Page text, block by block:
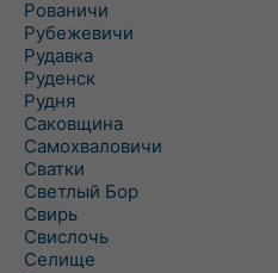
Рованичи
Рубежевичи
Рудавка
Руденск
Рудня
Саковщина
Самохваловичи
Сватки
Светлый Бор
Свирь
Свислочь
Селище